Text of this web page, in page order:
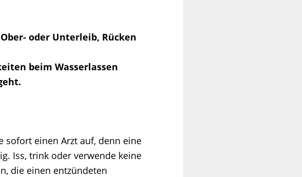
oder Unterleib, Rücken
beim Wasserlassen
sofort einen Arzt auf, denn eine
Iss, trink oder verwende keine
die einen entzündeten